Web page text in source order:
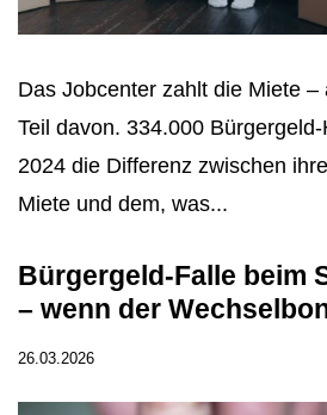
Das Jobcenter zahlt die Miete –
Teil davon. 334.000
2024 die Differenz zwischen
Miete und dem, was...
Bürgergeld-Falle beim
– wenn der
26.03.2026